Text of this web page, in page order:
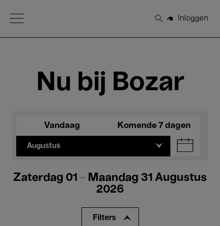
Open Menu
Zoeken
Inloggen
Nu bij Bozar
Vandaag Komende 7 dagen
Augustus
Zaterdag 01 - Maandag 31 Augustus
2026
Filters